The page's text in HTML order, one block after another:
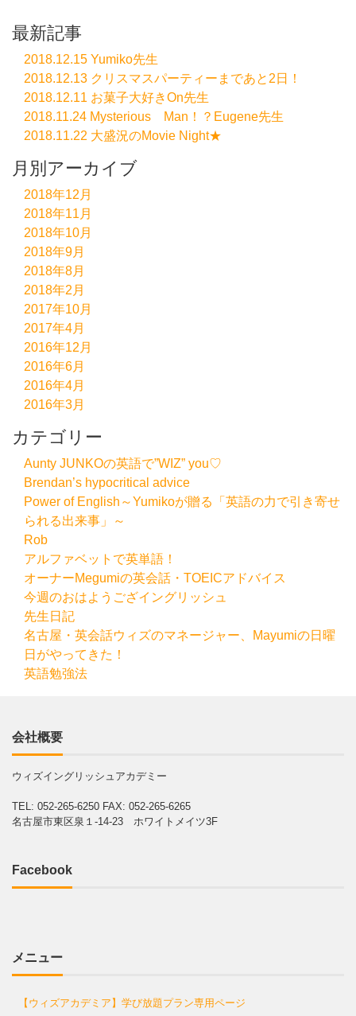
最新記事
2018.12.15 Yumiko先生
2018.12.13 クリスマスパーティーまであと2日！
2018.12.11 お菓子大好きOn先生
2018.11.24 Mysterious Man！？Eugene先生
2018.11.22 大盛況のMovie Night★
月別アーカイブ
2018年12月
2018年11月
2018年10月
2018年9月
2018年8月
2018年2月
2017年10月
2017年4月
2016年12月
2016年6月
2016年4月
2016年3月
カテゴリー
Aunty JUNKOの英語で”WIZ” you♡
Brendan’s hypocritical advice
Power of English～Yumikoが贈る「英語の力で引き寄せ
られる出来事」～
Rob
アルファベットで英単語！
オーナーMegumiの英会話・TOEICアドバイス
今週のおはようござイングリッシュ
先生日記
名古屋・英会話ウィズのマネージャー、Mayumiの日曜
日がやってきた！
英語勉強法
会社概要
ウィズイングリッシュアカデミー
TEL: 052-265-6250 FAX: 052-265-6265
名古屋市東区泉１-14-23 ホワイトメイツ3F
Facebook
メニュー
【ウィズアカデミア】学び放題プラン専用ページ